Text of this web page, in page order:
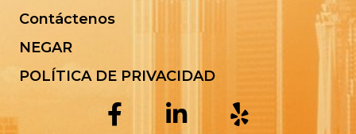
Contáctenos
NEGAR
POLÍTICA DE PRIVACIDAD